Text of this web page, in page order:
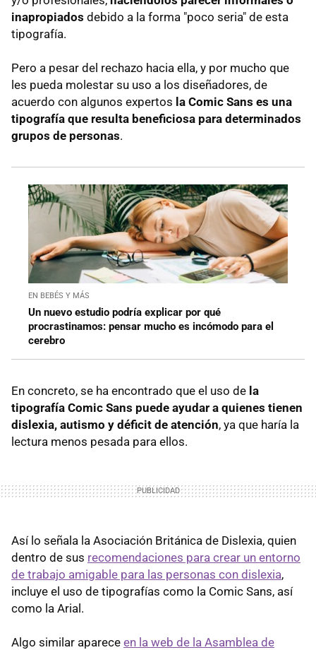
inapropiados debido a la forma "poco seria" de esta
tipografía.
Pero a pesar del rechazo hacia ella, y por mucho que
les pueda molestar su uso a los diseñadores, de
acuerdo con algunos expertos la Comic Sans es una
tipografía que resulta beneficiosa para determinados
grupos de personas.
EN BEBÉS Y MÁS
Un nuevo estudio podría explicar por qué
procrastinamos: pensar mucho es incómodo para el
cerebro
En concreto, se ha encontrado que el uso de la
tipografía Comic Sans puede ayudar a quienes tienen
dislexia, autismo y déficit de atención, ya que haría la
lectura menos pesada para ellos.
Así lo señala la Asociación Británica de Dislexia, quien
dentro de sus recomendaciones para crear un entorno
de trabajo amigable para las personas con dislexia,
incluye el uso de tipografías como la Comic Sans, así
como la Arial.
Algo similar aparece en la web de la Asamblea de